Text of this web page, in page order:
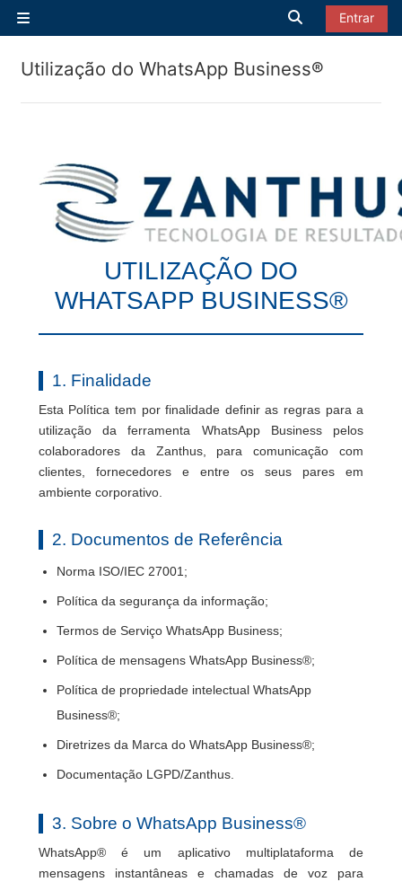
Painel lateral
Alternar
Entrar
Utilização do WhatsApp Business®
UTILIZAÇÃO DO
WHATSAPP BUSINESS®
1. Finalidade
Esta Política tem por finalidade definir as regras para a
utilização da ferramenta WhatsApp Business pelos
colaboradores da Zanthus, para comunicação com
clientes, fornecedores e entre os seus pares em
ambiente corporativo.
2. Documentos de Referência
Norma ISO/IEC 27001;
Política da segurança da informação;
Termos de Serviço WhatsApp Business;
Política de mensagens WhatsApp Business®;
Política de propriedade intelectual WhatsApp
Business®;
Diretrizes da Marca do WhatsApp Business®;
Documentação LGPD/Zanthus.
3. Sobre o WhatsApp Business®
WhatsApp® é um aplicativo multiplataforma de
mensagens instantâneas e chamadas de voz para